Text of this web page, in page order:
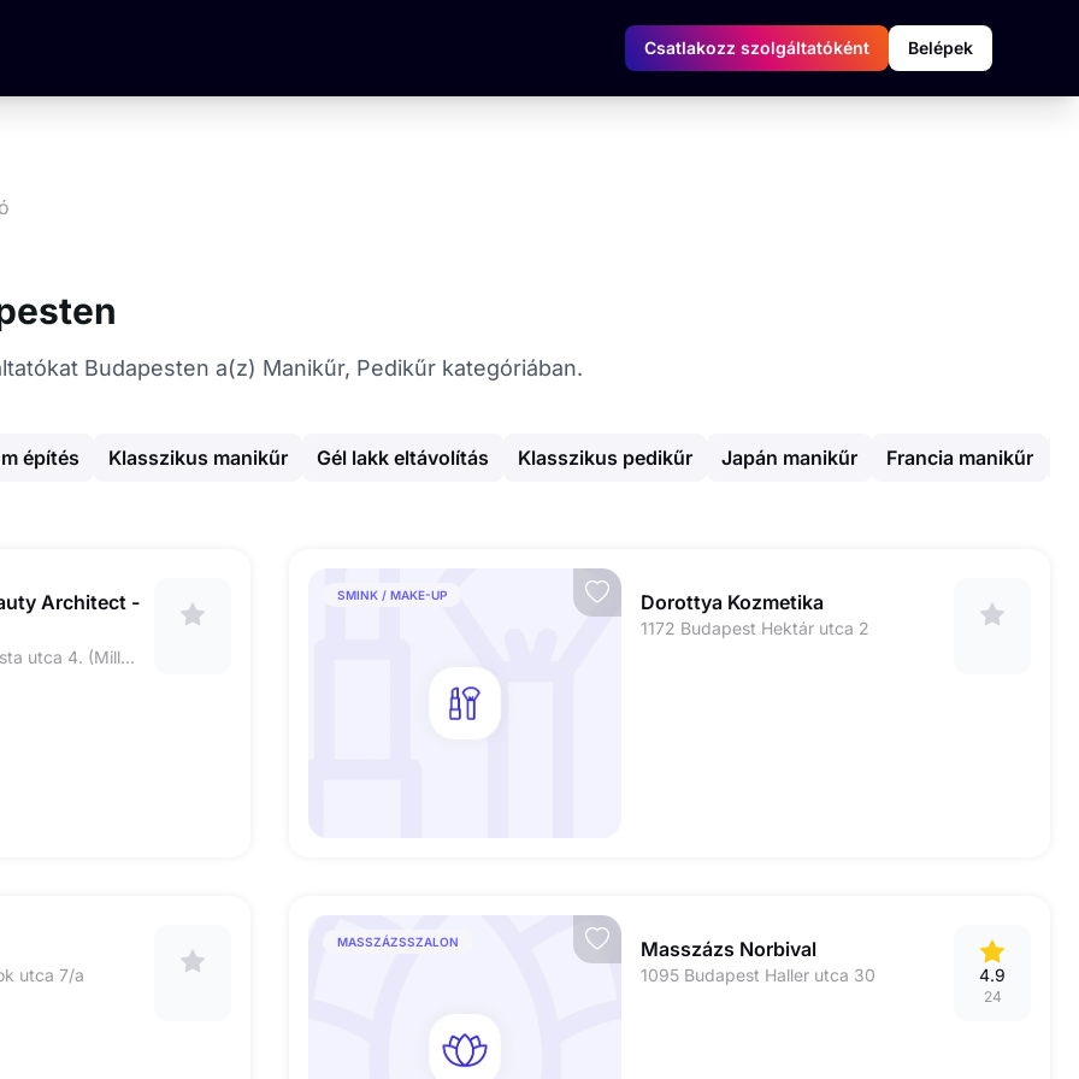
Csatlakozz szolgáltatóként Belépek
Budapesten a(z) Manikűr, Pedikűr kategóriában.
építés Klasszikus manikűr Gél lakk eltávolítás Klasszikus pedikűr Japán manikűr Francia manikűr
Architect -
1052 Budapest Piarista utca 4. (Millennium Center 1. em. Millennium Beauty szalon)
SMINK / MAKE-UP Dorottya Kozmetika
1172 Budapest Hektár utca 2
utca 7/a
MASSZÁZSSZALON Masszázs Norbival
1095 Budapest Haller utca 30 4.9
24